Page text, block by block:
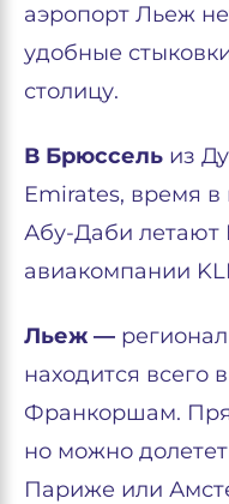
аэропорт Льеж
удобные
столицу.
В Брюссель из
Emirates, время
Абу-Даби летают
авиакомпании
Льеж —
находится всего
Франкоршам.
но можно
Париже или